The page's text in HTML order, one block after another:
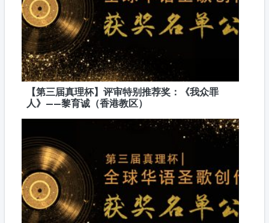
【第三届真理杯】评审特别推荐奖：《我众罪
人》——黎育诚（香港教区）